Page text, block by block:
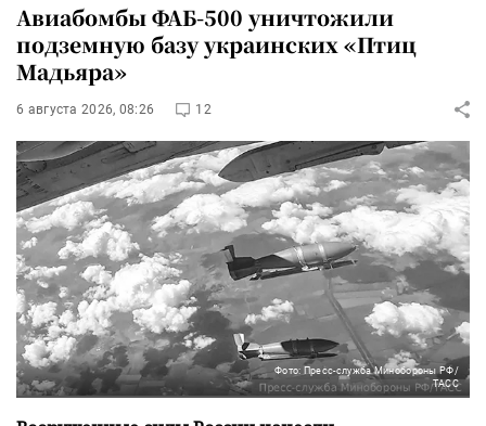
Авиабомбы ФАБ-500 уничтожили
подземную базу украинских «Птиц
Мадьяра»
6 августа 2026, 08:26 12
Фото: Пресс-служба Минобороны РФ/
ТАСС